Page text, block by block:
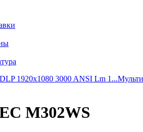
1920x1080 3000 ANSI Lm 1...
M302WS